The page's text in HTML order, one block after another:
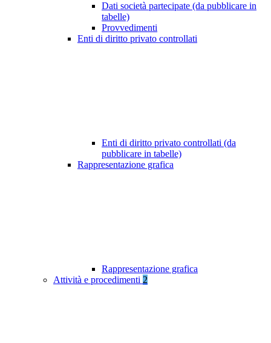
Dati società partecipate (da pubblicare in
tabelle)
Provvedimenti
Enti di diritto privato controllati
Enti di diritto privato controllati (da
pubblicare in tabelle)
Rappresentazione grafica
Rappresentazione grafica
Attività e procedimenti 2